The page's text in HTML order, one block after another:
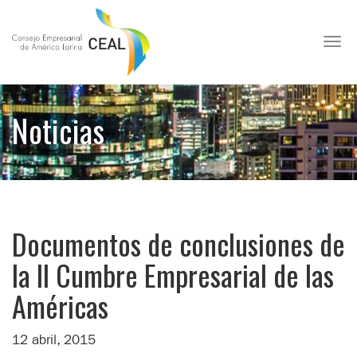
Noticias
Documentos de conclusiones de
la II Cumbre Empresarial de las
Américas
12 abril, 2015